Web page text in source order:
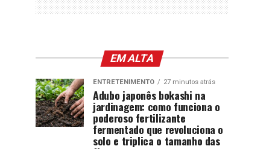
EM ALTA
ENTRETENIMENTO 27 minutos atrás
Adubo japonês bokashi na
jardinagem: como funciona o
poderoso fertilizante
fermentado que revoluciona o
solo e triplica o tamanho das